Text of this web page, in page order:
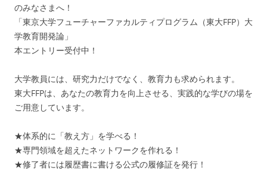
のみなさまへ！
「東京大学フューチャーファカルティプログラム（東大FFP）大
学教育開発論」
本エントリー受付中！
大学教員には、研究力だけでなく、教育力も求められます。
東大FFPは、あなたの教育力を向上させる、実践的な学びの場を
ご用意しています。
★体系的に「教え方」を学べる！
★専門領域を超えたネットワークを作れる！
★修了者には履歴書に書ける公式の履修証を発行！